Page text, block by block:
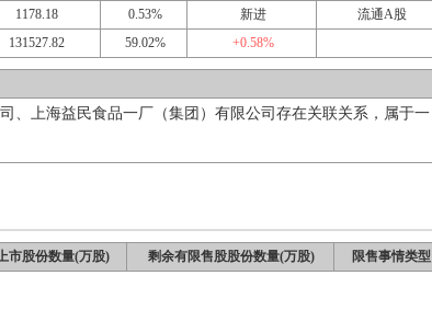
1178.18 0.53% 新进
流通A股
131527.82 59.02% +0.58%
、上海益民食品一厂（集团）有限公司存在关联关系，属于一
市股份数量(万股) 剩余有限售股股份数量(万股) 限售事情类型